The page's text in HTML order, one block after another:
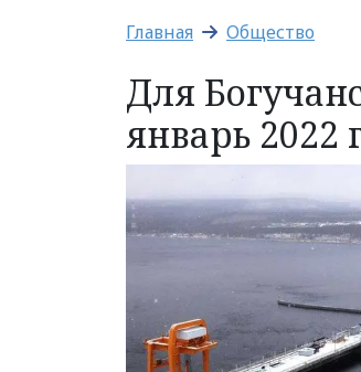
Главная Общество
Для
январь 2022